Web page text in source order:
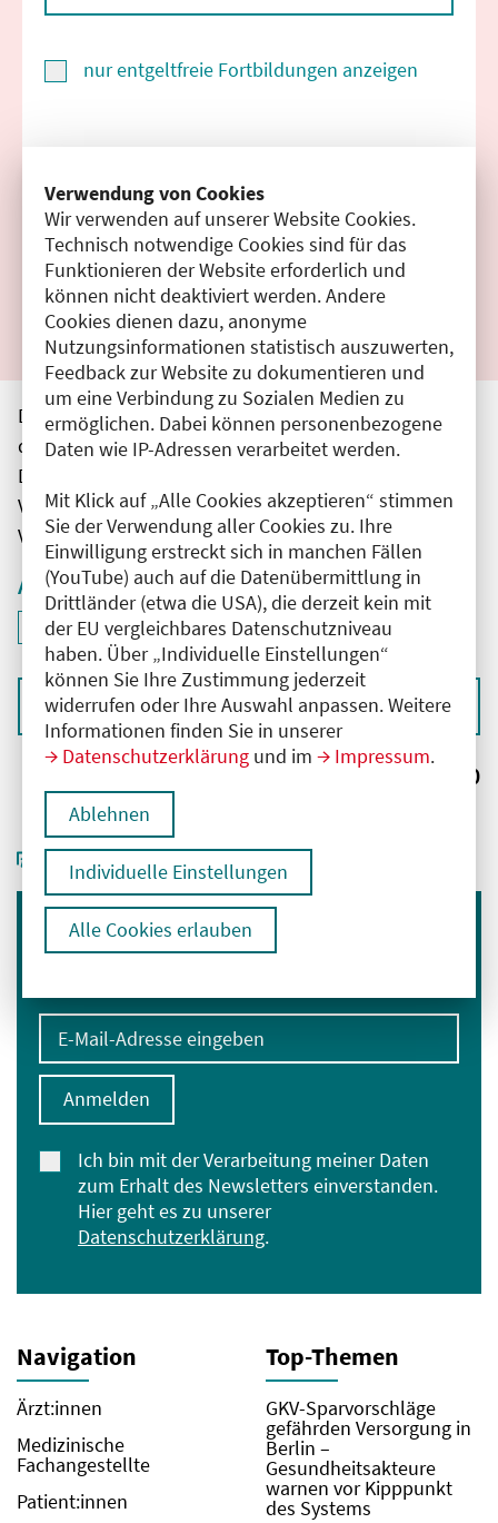
Verwendung von Cookies
Wir verwenden auf unserer Website Cookies.
Technisch notwendige Cookies sind für das
Funktionieren der Website erforderlich und
können nicht deaktiviert werden. Andere
Cookies dienen dazu, anonyme
Nutzungsinformationen statistisch auszuwerten,
Feedback zur Website zu dokumentieren und
um eine Verbindung zu Sozialen Medien zu
ermöglichen. Dabei können personenbezogene
Daten wie IP-Adressen verarbeitet werden.
Mit Klick auf „Alle Cookies akzeptieren“ stimmen
Sie der Verwendung aller Cookies zu. Ihre
Einwilligung erstreckt sich in manchen Fällen
(YouTube) auch auf die Datenübermittlung in
Drittländer (etwa die USA), die derzeit kein mit
der EU vergleichbares Datenschutzniveau
haben. Über „Individuelle Einstellungen“
können Sie Ihre Zustimmung jederzeit
widerrufen oder Ihre Auswahl anpassen. Weitere
Informationen finden Sie in unserer
Datenschutzerklärung und im Impressum.
Ablehnen
Individuelle Einstellungen
Alle Cookies erlauben
nur entgeltfreie Fortbildungen anzeigen
Filter zurücksetzen
Ergebnisse drucken
Die hier aufgeführten Veranstaltungen entsprechen
den unmittelbar vom Veranstalter getätigten Angaben.
Die Ärztekammer Berlin übernimmt keine
Verantwortung für den Inhalt, die Haftung obliegt dem
Veranstalter.
Aktive Filter
Filter
ID: ANT-2504390
deaktivieren und Suchergebnisse neu laden
Sortieren nach
Ergebnisse: 0
Immer informiert bleiben
E-Mail-Adresse eingeben
Ich bin mit der Verarbeitung meiner Daten
zum Erhalt des Newsletters einverstanden.
Hier geht es zu unserer
Datenschutzerklärung.
Anmelden
Navigation
Ärzt:innen
Medizinische
Fachangestellte
Patient:innen
Top-Themen
GKV-Sparvorschläge
gefährden Versorgung in
Berlin –
Gesundheitsakteure
warnen vor Kipppunkt
des Systems